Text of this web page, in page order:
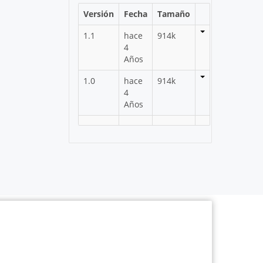
Versión Fecha
Tamaño
1.1
hace
4
Años
914k
1.0
hace
4
Años
914k